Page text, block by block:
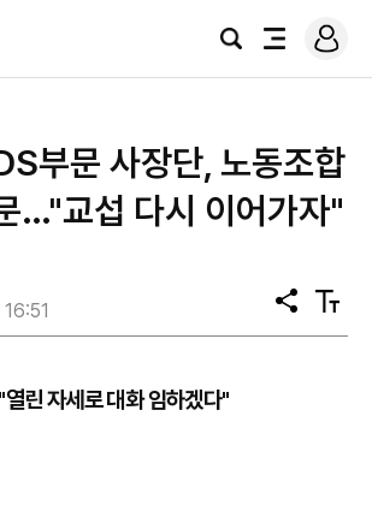
검
전
로
그
부문 사장단, 노동조합
…"교섭 다시 이어가자"
공
유
텍
스
린 자세로 대화 임하겠다"